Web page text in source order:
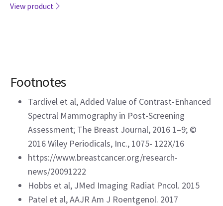
View product
Footnotes
Tardivel et al, Added Value of Contrast-Enhanced
Spectral Mammography in Post-Screening
Assessment; The Breast Journal, 2016 1–9; ©
2016 Wiley Periodicals, Inc., 1075- 122X/16
https://www.breastcancer.org/research-
news/20091222
Hobbs et al, JMed Imaging Radiat Pncol. 2015
Patel et al, AAJR Am J Roentgenol. 2017